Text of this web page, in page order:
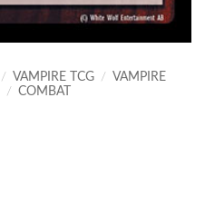
/ VAMPIRE TCG /
VAMPIRE
/ COMBAT